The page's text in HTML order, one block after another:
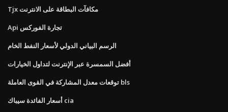
Tjx مكافآت البطاقة على الانترنت
Api تجارة الفوركس
الرسم البياني الدولي لأسعار النفط الخام
أفضل السمسرة عبر الإنترنت لتداول الخيارات
توقعات معدل المشاركة في القوى العاملة bls
أسعار الفائدة سيباك cia